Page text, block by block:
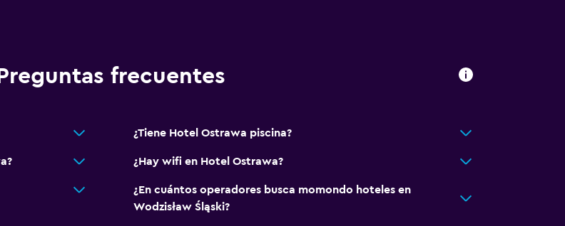
Preguntas frecuentes
¿Tiene Hotel Ostrawa piscina?
¿Hay wifi en Hotel Ostrawa?
¿En cuántos operadores busca momondo hoteles en
Wodzisław Śląski?